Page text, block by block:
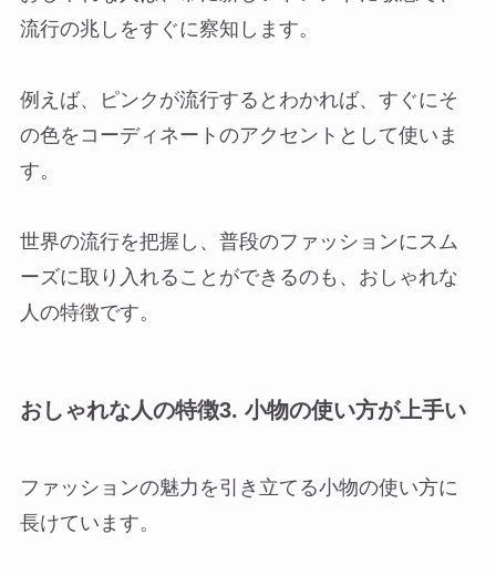
流行の兆しをすぐに察知します。
例えば、ピンクが流行するとわかれば、すぐにそ
の色をコーディネートのアクセントとして使いま
す。
世界の流行を把握し、普段のファッションにスム
ーズに取り入れることができるのも、おしゃれな
人の特徴です。
おしゃれな人の特徴3. 小物の使い方が上手い
ファッションの魅力を引き立てる小物の使い方に
長けています。